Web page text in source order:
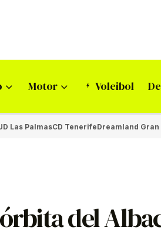
Motor Voleibol
Las PalmasCD TenerifeDreamland Gran
del